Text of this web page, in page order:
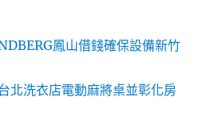
鳳山借錢確保設備新竹
北洗衣店電動麻將桌並彰化房